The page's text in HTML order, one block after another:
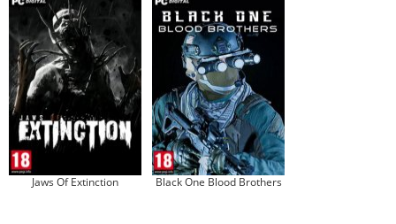
Jaws Of Extinction Black One Blood Brothers